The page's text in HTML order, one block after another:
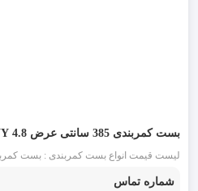
بست کمربندی 385 سانتی عرض 4.8 YY
شماره تماس